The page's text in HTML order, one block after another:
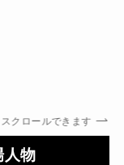
スクロールできます
人物